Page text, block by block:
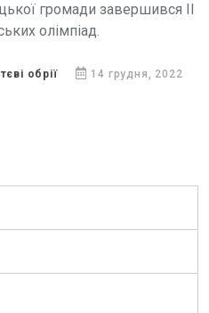
громади завершився ІІ
олімпіад.
обрії 14 грудня, 2022